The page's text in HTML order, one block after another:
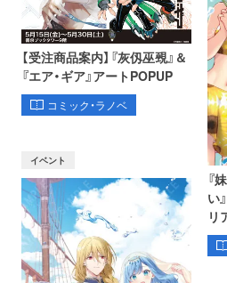
【受注商品案内】『灰仭巫覡』＆
『エア・ギア』アートPOPUP
コミック・ラノベ
『
い
リ
イベント